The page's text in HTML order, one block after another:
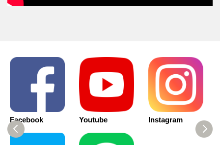
Facebook Youtube Instagram